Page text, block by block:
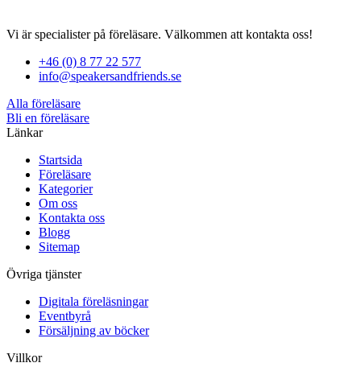
Vi är specialister på föreläsare. Välkommen att kontakta oss!
+46 (0) 8 77 22 577
info@speakersandfriends.se
Alla föreläsare
Bli en föreläsare​
Länkar
Startsida
Föreläsare
Kategorier
Om oss
Kontakta oss
Blogg
Sitemap
Övriga tjänster
Digitala föreläsningar
Eventbyrå
Försäljning av böcker
Villkor